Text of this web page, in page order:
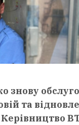
знову
та